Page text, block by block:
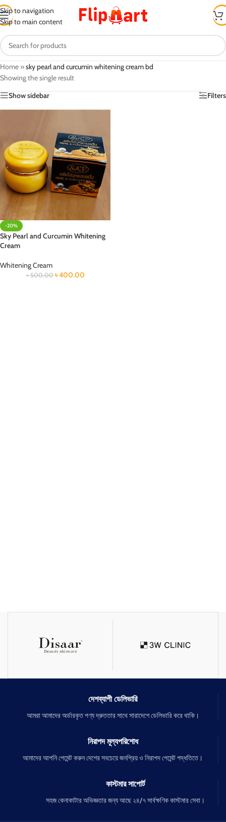
Skip to navigation
Skip to main content
Home »sky pearl and curcumin whitening cream bd
Showing the single result
Show sidebar
Filters
-20%
Sky Pearl and Curcumin Whitening
Cream
Whitening Cream
৳500.00 ৳400.00
দেশব্যাপী ডেলিভারি
আমরা আমাদের অর্ডারকৃত পণ্য দ্রুততার সাথে সারাদেশে ডেলিভারি করে থাকি।
নিরাপদ মূল্যপরিশোধ
আমাদের আপনি পেমেন্ট করুন দেশের সবচেয়ে জনপ্রিয় ও নিরাপদ পেমেন্ট পদ্ধতিতে।
কাস্টমার সাপোর্ট
সহজ কেনাকাটার অভিজ্ঞতার জন্য আছে ২৪/৭ সার্বক্ষণিক কাস্টমার সেবা।